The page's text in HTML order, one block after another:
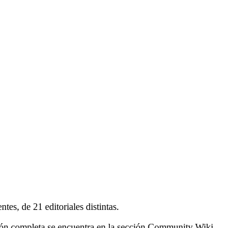
de 21 editoriales distintas.